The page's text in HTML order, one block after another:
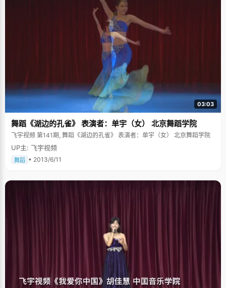
03:03
舞蹈《湖边的孔雀》 表演者：单宇（女） 北京舞蹈学院
飞宇视频 第141期, 舞蹈《湖边的孔雀》 表演者：单宇（女） 北京舞蹈学院
UP主: 飞宇视频
舞蹈 • 2013/6/11